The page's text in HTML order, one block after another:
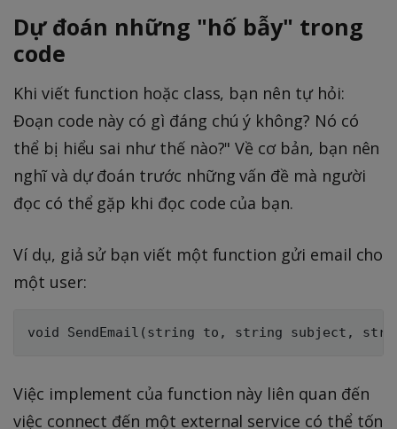
Dự đoán những "hố bẫy" trong
code
Khi viết function hoặc class, bạn nên tự hỏi:
Đoạn code này có gì đáng chú ý không? Nó có
thể bị hiểu sai như thế nào?" Về cơ bản, bạn nên
nghĩ và dự đoán trước những vấn đề mà người
đọc có thể gặp khi đọc code của bạn.
Ví dụ, giả sử bạn viết một function gửi email cho
một user:
Việc implement của function này liên quan đến
việc connect đến một external service có thể tốn